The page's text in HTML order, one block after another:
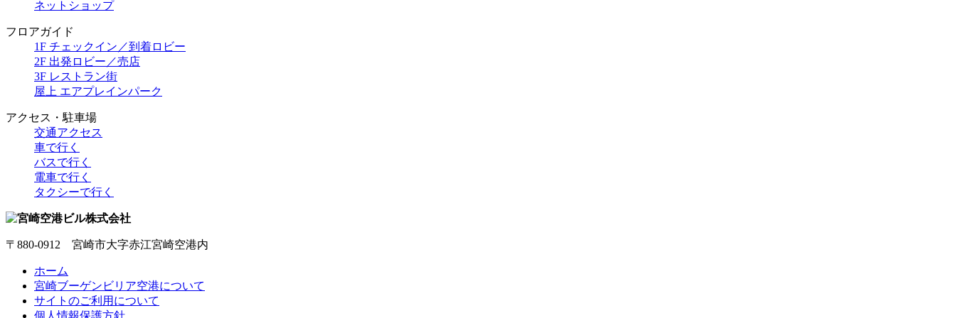
ネットショップ
フロアガイド
1F チェックイン／到着ロビー
2F 出発ロビー／売店
3F レストラン街
屋上 エアプレインパーク
アクセス・駐車場
交通アクセス
車で行く
バスで行く
電車で行く
タクシーで行く
〒880-0912 宮崎市大字赤江宮崎空港内
ホーム
宮崎ブーゲンビリア空港について
サイトのご利用について
個人情報保護方針